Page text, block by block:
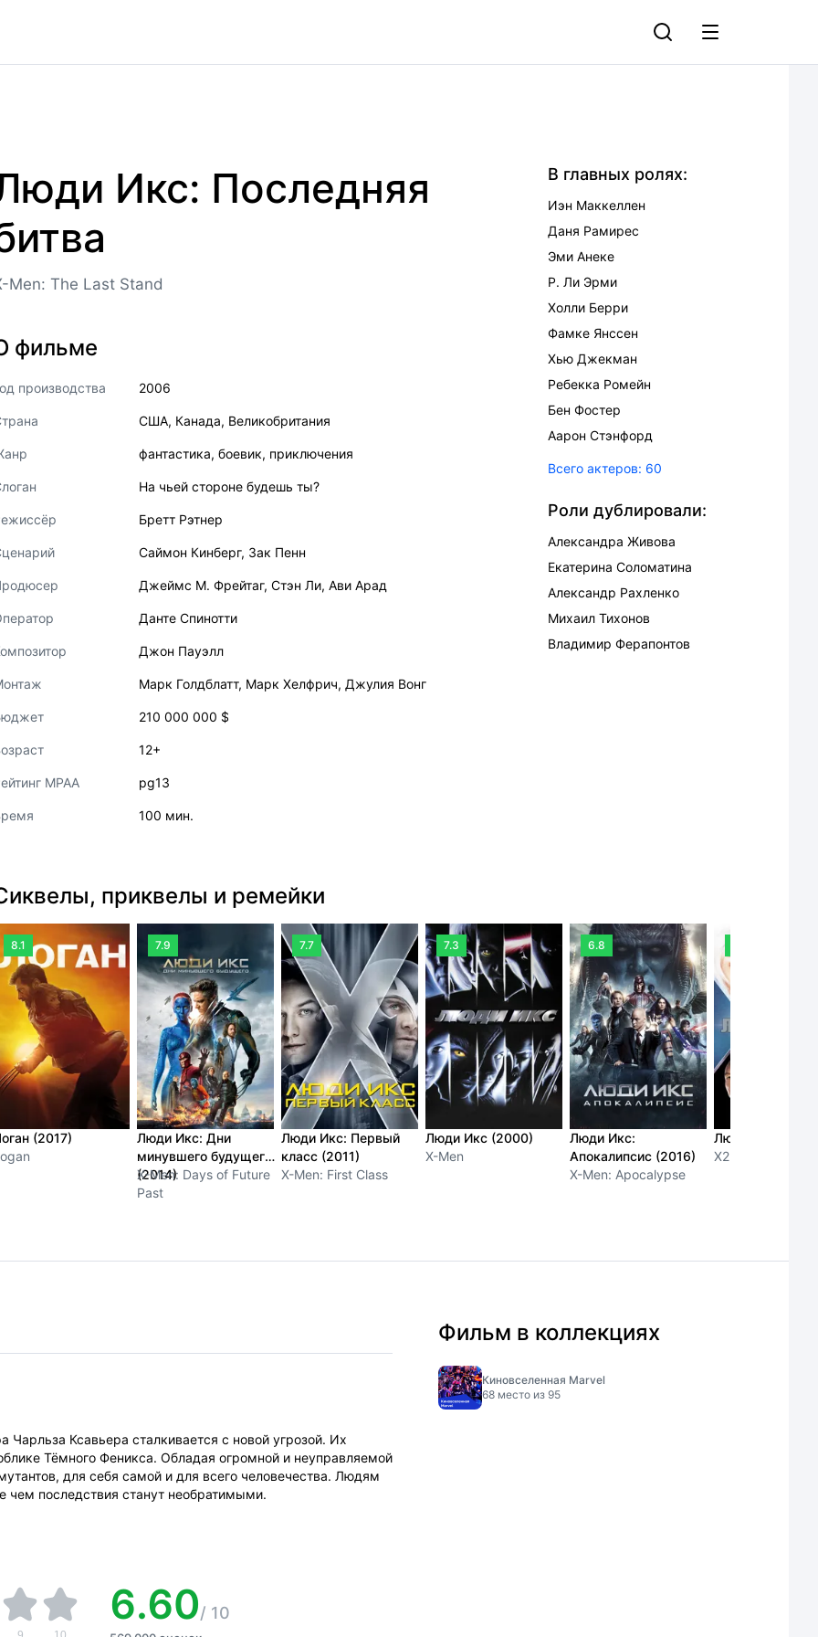
Икс: Последняя
Men: The Last Stand
фильме
производства 2006
США, Канада, Великобритания
фантастика, боевик, приключения
На чьей стороне будешь ты?
Бретт Рэтнер
Саймон Кинберг, Зак Пенн
Джеймс М. Фрейтаг, Стэн Ли, Ави Арад
Данте Спинотти
Джон Пауэлл
Марк Голдблатт, Марк Хелфрич, Джулия Вонг
210 000 000 $
12+
MPAA pg13
100 мин.
В главных ролях:
Иэн Маккеллен
Даня Рамирес
Эми Анеке
Р. Ли Эрми
Холли Берри
Фамке Янссен
Хью Джекман
Ребекка Ромейн
Бен Фостер
Аарон Стэнфорд
Всего актеров: 60
Роли дублировали:
Александра Живова
Екатерина Соломатина
Александр Рахленко
Михаил Тихонов
Владимир Ферапонтов
приквелы и ремейки
8.1
(2017)
7.9
Люди Икс: Дни
минувшего будущего
(2014)
X-Men: Days of Future
Past
7.7
Люди Икс: Первый
класс (2011)
X-Men: First Class
7.3
Люди Икс (2000)
X-Men
6.8
Люди Икс:
Апокалипсис (2016)
X-Men: Apocalypse
Люди Икс 2
X2
Ксавьера сталкивается с новой угрозой. Их
Тёмного Феникса. Обладая огромной и неуправляемой
для себя самой и для всего человечества. Людям
чем последствия станут необратимыми.
6.60/ 10
Фильм в коллекциях
Киновселенная Marvel
68 место из 95